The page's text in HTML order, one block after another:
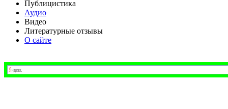
Публицистика
Аудио
Видео
Литературные отзывы
О сайте